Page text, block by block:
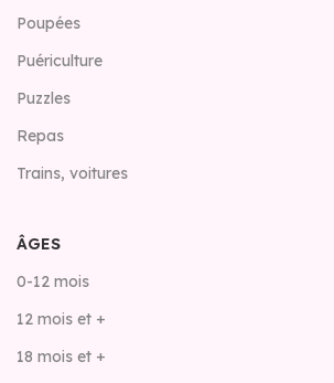
Poupées
Puériculture
Puzzles
Repas
Trains, voitures
ÂGES
0-12 mois
12 mois et +
18 mois et +